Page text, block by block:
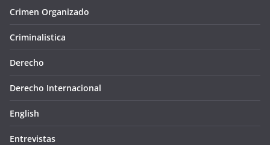
Crimen Organizado
Criminalistica
Derecho
Derecho Internacional
English
Entrevistas